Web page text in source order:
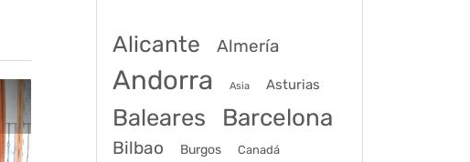
Alicante Almería
Andorra Asia Asturias
Baleares Barcelona
Bilbao Burgos Canadá